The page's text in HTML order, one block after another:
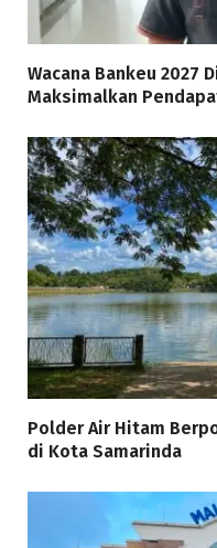
Wacana Bankeu 2027
Maksimalkan
Polder Air Hitam
di Kota Samarinda